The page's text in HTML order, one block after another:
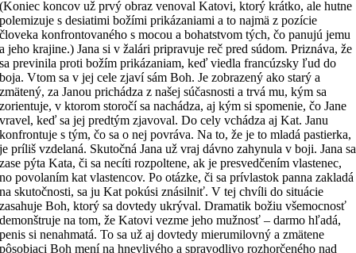
(Koniec koncov už prvý obraz venoval Katovi, ktorý krátko, ale hutne
polemizuje s desiatimi božími prikázaniami a to najmä z pozície
človeka konfrontovaného s mocou a bohatstvom tých, čo panujú jemu
a jeho krajine.) Jana si v žalári pripravuje reč pred súdom. Priznáva, že
sa previnila proti božím prikázaniam, keď viedla francúzsky ľud do
boja. Vtom sa v jej cele zjaví sám Boh. Je zobrazený ako starý a
zmätený, za Janou prichádza z našej súčasnosti a trvá mu, kým sa
zorientuje, v ktorom storočí sa nachádza, aj kým si spomenie, čo Jane
vravel, keď sa jej predtým zjavoval. Do cely vchádza aj Kat. Janu
konfrontuje s tým, čo sa o nej povráva. Na to, že je to mladá pastierka,
je príliš vzdelaná. Skutočná Jana už vraj dávno zahynula v boji. Jana sa
zase pýta Kata, či sa necíti rozpoltene, ak je presvedčením vlastenec,
no povolaním kat vlastencov. Po otázke, či sa prívlastok panna zakladá
na skutočnosti, sa ju Kat pokúsi znásilniť. V tej chvíli do situácie
zasahuje Boh, ktorý sa dovtedy ukrýval. Dramatik božiu všemocnosť
demonštruje na tom, že Katovi vezme jeho mužnosť – darmo hľadá,
penis si nenahmatá. To sa už aj dovtedy mierumilovný a zmätene
pôsobiaci Boh mení na hnevlivého a spravodlivo rozhorčeného nad